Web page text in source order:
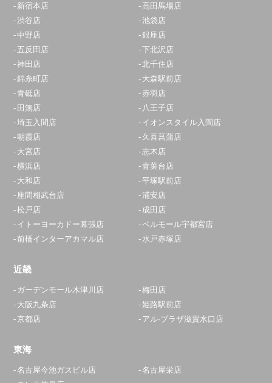
新宿本店
高田馬場店
渋谷店
池袋店
中野店
銀座店
五反田店
下北沢店
神田店
北千住店
錦糸町店
大森駅前店
青砥店
赤羽店
田無店
八王子店
埼玉入間店
イオンスタイル入間店
朝霞店
久喜菖蒲店
大宮店
志木店
横浜店
青葉台店
大和店
平塚駅前店
座間相武台店
浦安店
松戸店
成田店
イトーヨーカドー幕張店
ベルモール宇都宮店
前橋インターアカマル店
水戸赤塚店
近畿
ガーデンモール木津川店
梅田店
大阪九条店
姫路駅前店
京都店
アル·プラザ滋賀水口店
東海
名古屋今池ガスビル店
名古屋栄店